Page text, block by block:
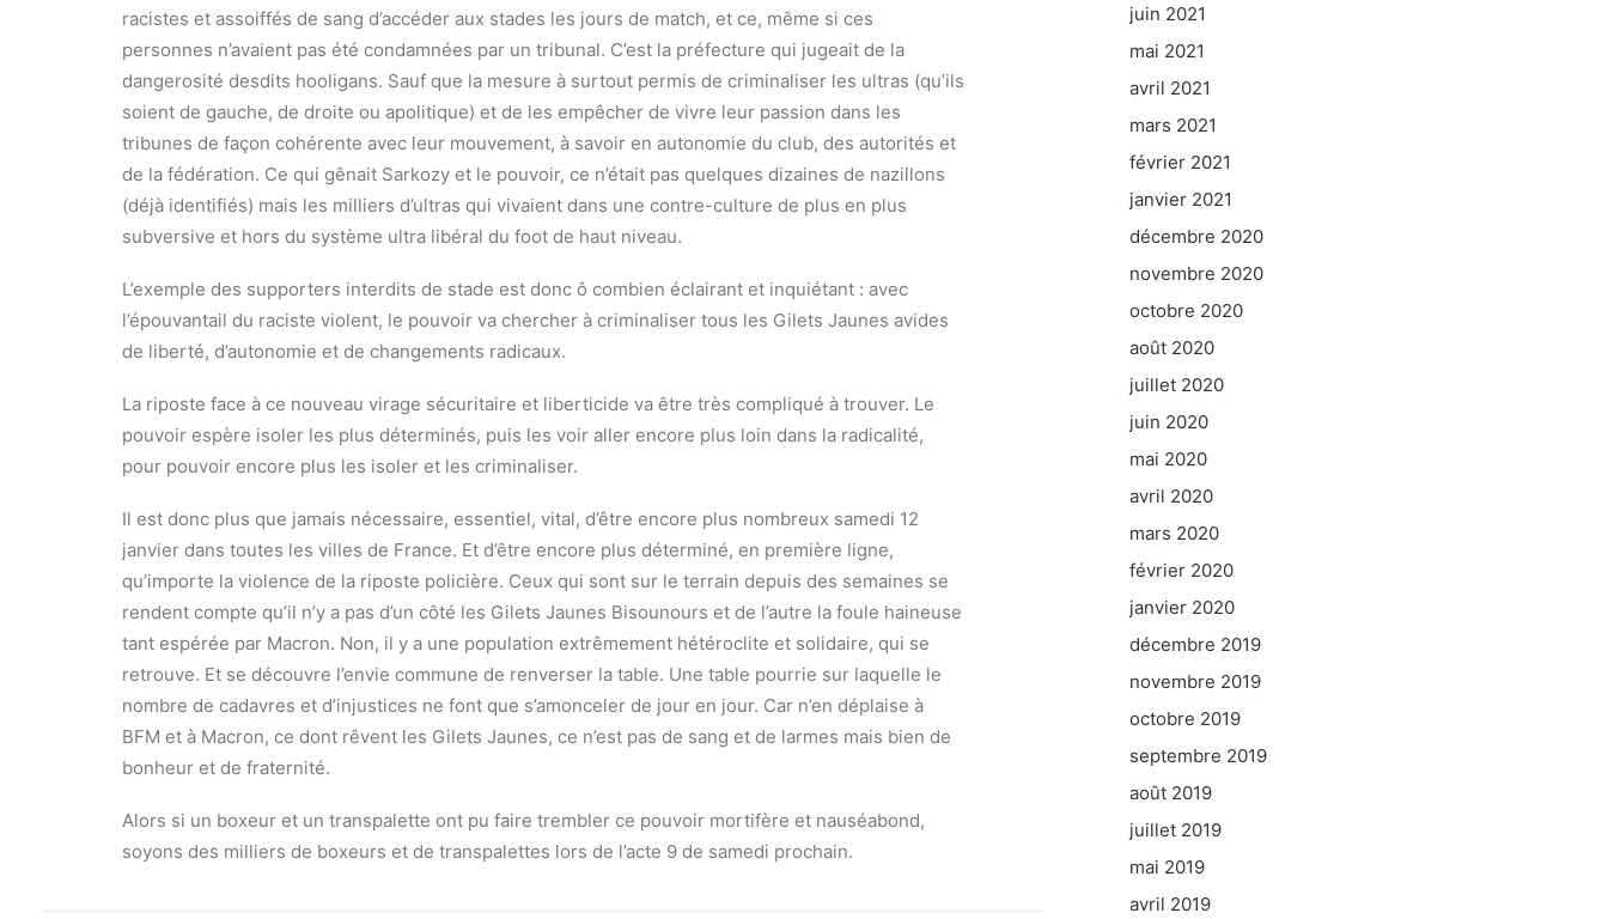
racistes et assoiffés de sang d’accéder aux stades les jours de match, et ce, même si ces
personnes n’avaient pas été condamnées par un tribunal. C’est la préfecture qui jugeait de la
dangerosité desdits hooligans. Sauf que la mesure à surtout permis de criminaliser les ultras (qu’ils
soient de gauche, de droite ou apolitique) et de les empêcher de vivre leur passion dans les
tribunes de façon cohérente avec leur mouvement, à savoir en autonomie du club, des autorités et
de la fédération. Ce qui gênait Sarkozy et le pouvoir, ce n’était pas quelques dizaines de nazillons
(déjà identifiés) mais les milliers d’ultras qui vivaient dans une contre-culture de plus en plus
subversive et hors du système ultra libéral du foot de haut niveau.
L’exemple des supporters interdits de stade est donc ô combien éclairant et inquiétant : avec
l’épouvantail du raciste violent, le pouvoir va chercher à criminaliser tous les Gilets Jaunes avides
de liberté, d’autonomie et de changements radicaux.
La riposte face à ce nouveau virage sécuritaire et liberticide va être très compliqué à trouver. Le
pouvoir espère isoler les plus déterminés, puis les voir aller encore plus loin dans la radicalité,
pour pouvoir encore plus les isoler et les criminaliser.
Il est donc plus que jamais nécessaire, essentiel, vital, d’être encore plus nombreux samedi 12
janvier dans toutes les villes de France. Et d’être encore plus déterminé, en première ligne,
qu’importe la violence de la riposte policière. Ceux qui sont sur le terrain depuis des semaines se
rendent compte qu’il n’y a pas d’un côté les Gilets Jaunes Bisounours et de l’autre la foule haineuse
tant espérée par Macron. Non, il y a une population extrêmement hétéroclite et solidaire, qui se
retrouve. Et se découvre l’envie commune de renverser la table. Une table pourrie sur laquelle le
nombre de cadavres et d’injustices ne font que s’amonceler de jour en jour. Car n’en déplaise à
BFM et à Macron, ce dont rêvent les Gilets Jaunes, ce n’est pas de sang et de larmes mais bien de
bonheur et de fraternité.
Alors si un boxeur et un transpalette ont pu faire trembler ce pouvoir mortifère et nauséabond,
soyons des milliers de boxeurs et de transpalettes lors de l’acte 9 de samedi prochain.
juin 2021
mai 2021
avril 2021
mars 2021
février 2021
janvier 2021
décembre 2020
novembre 2020
octobre 2020
août 2020
juillet 2020
juin 2020
mai 2020
avril 2020
mars 2020
février 2020
janvier 2020
décembre 2019
novembre 2019
octobre 2019
septembre 2019
août 2019
juillet 2019
mai 2019
avril 2019